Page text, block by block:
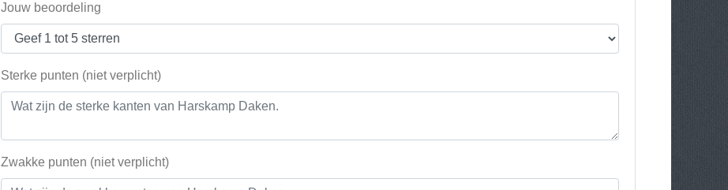
Jouw beoordeling
Sterke punten (niet verplicht)
Zwakke punten (niet verplicht)